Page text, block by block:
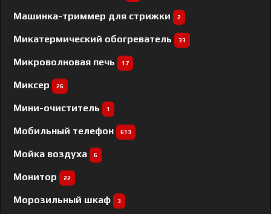
Машинка-триммер для стрижки 2
Микатермический обогреватель 33
Микроволновая печь 17
Миксер 26
Мини-очиститель 1
Мобильный телефон 613
Мойка воздуха 6
Монитор 22
Морозильный шкаф 3